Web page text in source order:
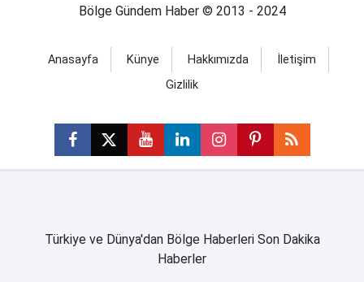
Bölge Gündem Haber © 2013 - 2024
Anasayfa Künye Hakkımızda
İletişim
Gizlilik
Türkiye ve Dünya'dan Bölge Haberleri Son Dakika
Haberler